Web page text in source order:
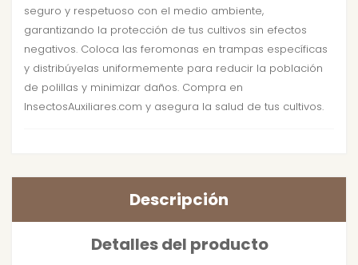
seguro y respetuoso con el medio ambiente,
garantizando la protección de tus cultivos sin efectos
negativos. Coloca las feromonas en trampas específicas
y distribúyelas uniformemente para reducir la población
de polillas y minimizar daños. Compra en
InsectosAuxiliares.com y asegura la salud de tus cultivos.
Descripción
Detalles del producto